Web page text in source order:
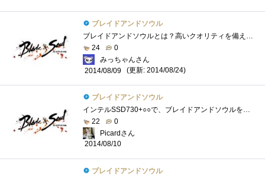
ブレイドアンドソウル
ブレイドアンドソウルとは？高いクオリティを備え、多くの人々が行き交い、お互いに協力プレイや対戦プレイを存分に楽しめるオンラインロー�...
24
0
みっちゃんさん
2014/08/09
(更新: 2014/08/24)
ブレイドアンドソウル
インテルSSD730+○○で、ブレイドアンドソウルを圧倒的に攻略するんだ！に選出戴き、初めて本格的なオンラインゲームをしました。選出戴いた時�...
22
0
Picardさん
2014/08/10
ブレイドアンドソウル